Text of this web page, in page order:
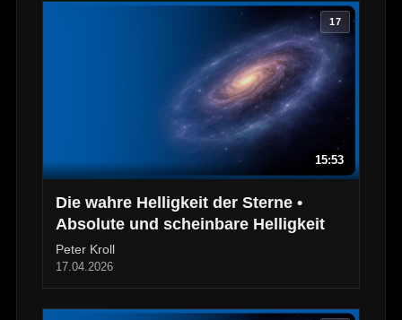
17
15:53
Die wahre Helligkeit der Sterne •
Absolute und scheinbare Helligkeit
Peter Kroll
17.04.2026